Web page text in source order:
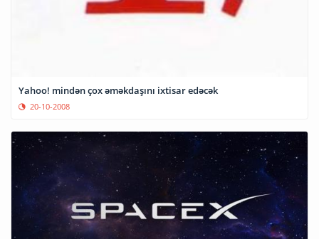
Yahoo! mindən çox əməkdaşını ixtisar edəcək
20-10-2008